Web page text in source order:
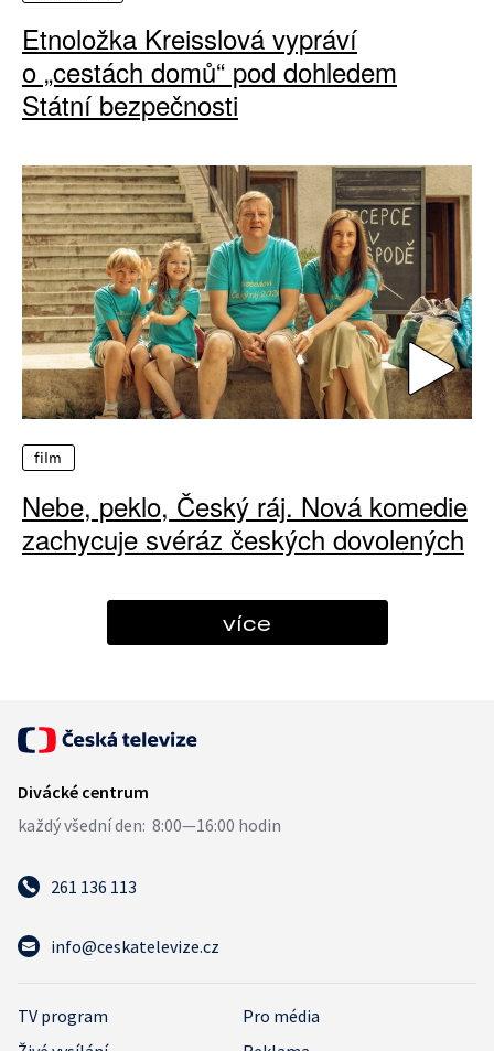
Etnoložka Kreisslová vypráví
o „cestách domů“ pod dohledem
Státní bezpečnosti
film
Nebe, peklo, Český ráj. Nová komedie
zachycuje svéráz českých dovolených
více
261 136 113
info@ceskatelevize.cz
TV program
Pro média